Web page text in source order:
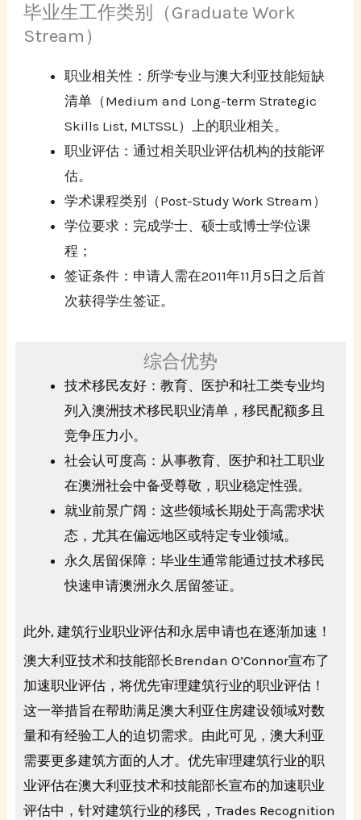
毕业生工作类别（Graduate Work
Stream）
职业相关性：所学专业与澳大利亚技能短缺
清单（Medium and Long-term Strategic
Skills List, MLTSSL）上的职业相关。
职业评估：通过相关职业评估机构的技能评
估。
学术课程类别（Post-Study Work Stream）
学位要求：完成学士、硕士或博士学位课
程；
签证条件：申请人需在2011年11月5日之后首
次获得学生签证。
综合优势
技术移民友好：教育、医护和社工类专业均
列入澳洲技术移民职业清单，移民配额多且
竞争压力小。
社会认可度高：从事教育、医护和社工职业
在澳洲社会中备受尊敬，职业稳定性强。
就业前景广阔：这些领域长期处于高需求状
态，尤其在偏远地区或特定专业领域。
永久居留保障：毕业生通常能通过技术移民
快速申请澳洲永久居留签证。
此外, 建筑行业职业评估和永居申请也在逐渐加速！
澳大利亚技术和技能部长Brendan O’Connor宣布了
加速职业评估，将优先审理建筑行业的职业评估！
这一举措旨在帮助满足澳大利亚住房建设领域对数
量和有经验工人的迫切需求。由此可见，澳大利亚
需要更多建筑方面的人才。优先审理建筑行业的职
业评估在澳大利亚技术和技能部长宣布的加速职业
评估中，针对建筑行业的移民，Trades Recognition